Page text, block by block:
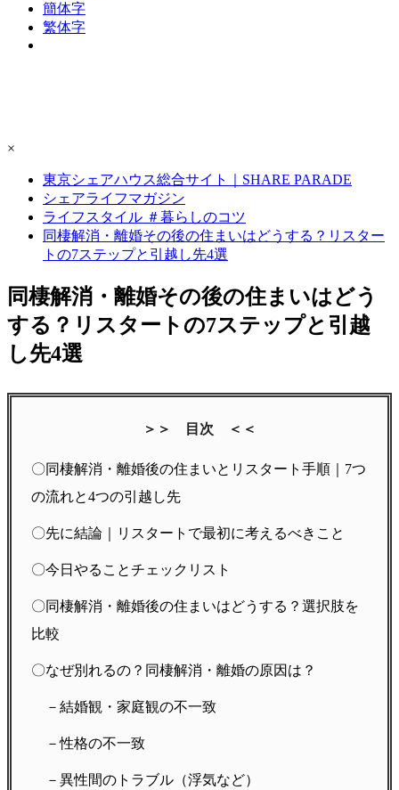
簡体字
繁体字
×
東京シェアハウス総合サイト｜SHARE PARADE
シェアライフマガジン
ライフスタイル ＃暮らしのコツ
同棲解消・離婚その後の住まいはどうする？リスター
トの7ステップと引越し先4選
同棲解消・離婚その後の住まいはどう
する？リスタートの7ステップと引越
し先4選
＞＞ 目次 ＜＜
〇同棲解消・離婚後の住まいとリスタート手順｜7つ
の流れと4つの引越し先
〇先に結論｜リスタートで最初に考えるべきこと
〇今日やることチェックリスト
〇同棲解消・離婚後の住まいはどうする？選択肢を
比較
〇なぜ別れるの？同棲解消・離婚の原因は？
－結婚観・家庭観の不一致
－性格の不一致
－異性間のトラブル（浮気など）